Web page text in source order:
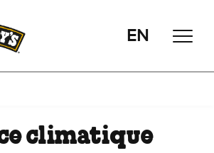
EN
climatique